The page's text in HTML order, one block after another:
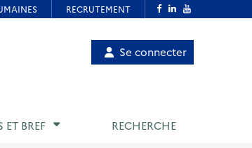
Menu
utilisateur
Se connecter
ET BREF RECHERCHE